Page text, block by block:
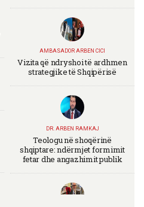
AMBASADOR ARBEN CICI
Vizita që ndryshoi të ardhmen
strategjike të Shqipërisë
DR. ARBEN RAMKAJ
Teologu në shoqërinë
shqiptare: ndërmjet formimit
fetar dhe angazhimit publik